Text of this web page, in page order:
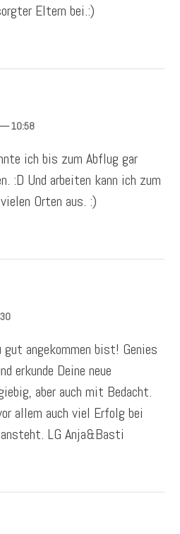
Eltern bei.:)
10:58
ich bis zum Abflug gar
:D Und arbeiten kann ich zum
Orten aus. :)
gut angekommen bist! Genies
erkunde Deine neue
aber auch mit Bedacht.
allem auch viel Erfolg bei
LG Anja&Basti